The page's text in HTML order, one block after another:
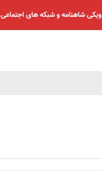
ویکی شاهنامه و شبکه های اجتماعی